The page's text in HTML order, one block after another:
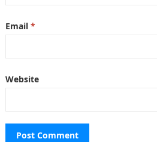
Email *
Website